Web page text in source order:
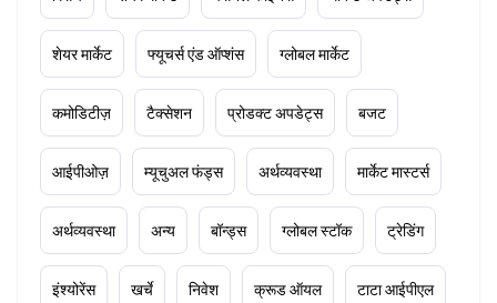
शेयर मार्केट फ्यूचर्स एंड ऑप्शंस ग्लोबल मार्केट
कमोडिटीज़ टैक्सेशन प्रोडक्ट अपडेट्स बजट
आईपीओज़ म्यूचुअल फंड्स अर्थव्यवस्था मार्केट मास्टर्स
अर्थव्यवस्था अन्य बॉन्ड्स ग्लोबल स्टॉक ट्रेडिंग
इंश्योरेंस खर्चे निवेश क्रूड ऑयल टाटा आईपीएल